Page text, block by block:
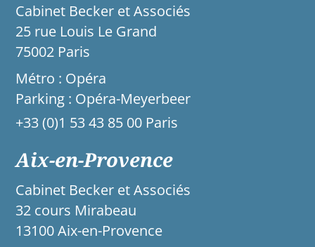
Cabinet Becker et Associés
25 rue Louis Le Grand
75002 Paris
Métro : Opéra
Parking : Opéra-Meyerbeer
+33 (0)1 53 43 85 00 Paris
Aix-en-Provence
Cabinet Becker et Associés
32 cours Mirabeau
13100 Aix-en-Provence